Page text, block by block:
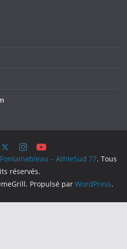
– AthleSud 77. Tous
réservés.
Propulsé par WordPress.